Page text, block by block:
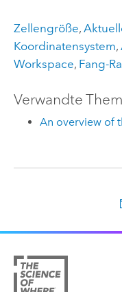
Zellengröße,
Koordinatensystem,
Workspace, Fang-
Verwandte
An overview of